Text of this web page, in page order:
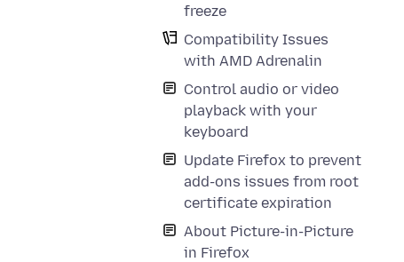
freeze
Compatibility Issues
with AMD Adrenalin
Control audio or video
playback with your
keyboard
Update Firefox to prevent
add-ons issues from root
certificate expiration
About Picture-in-Picture
in Firefox